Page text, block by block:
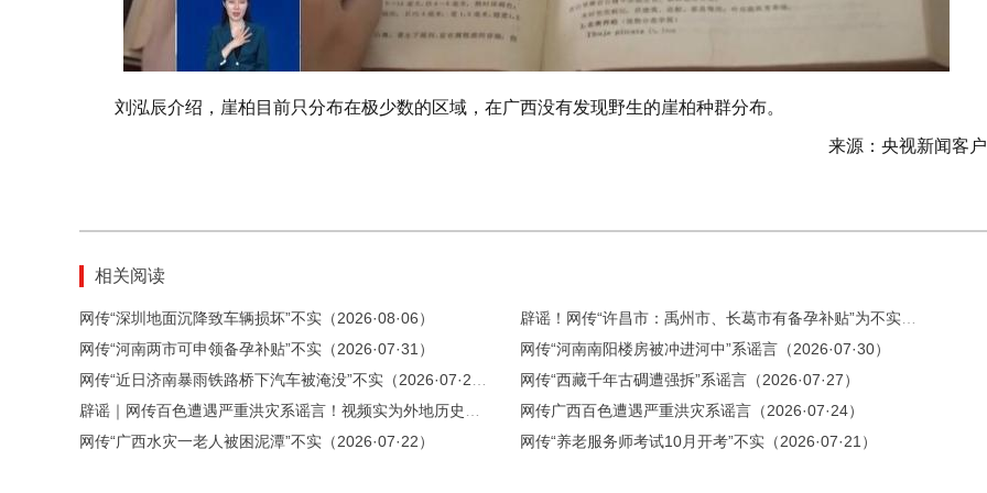
刘泓辰介绍，崖柏目前只分布在极少数的区域，在广西没有发现野生的崖柏种群分布。
来源：央视新闻客
相关阅读
网传“深圳地面沉降致车辆损坏”不实（2026·08·06）
网传“河南两市可申领备孕补贴”不实（2026·07·31）
网传“河南南阳楼房被冲进河中”系谣言（2026·07·30）
网传“西藏千年古碉遭强拆”系谣言（2026·07·27）
网传广西百色遭遇严重洪灾系谣言（2026·07·24）
网传“广西水灾一老人被困泥潭”不实（2026·07·22）
网传“养老服务师考试10月开考”不实（2026·07·21）